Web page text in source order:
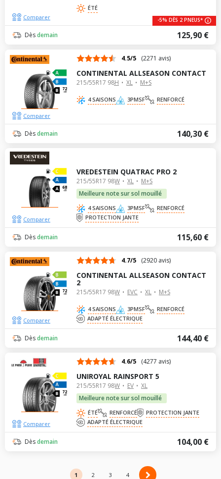
ÉTÉ
125,90 €
Dèsdemain
Comparer -5% DÈS 2 PNEUS*
72
dB
4.5/5 (2271 avis)
CONTINENTAL ALLSEASON CONTACT
215/55R17 98H XL M+S
4 SAISONS 3PMSF RENFORCÉ
140,30 €
Dèsdemain
Comparer
68
dB
VREDESTEIN QUATRAC PRO 2
215/55R17 98W XL
M+S
Meilleure note sur sol mouillé
4 SAISONS 3PMSF
RENFORCÉ
PROTECTION JANTE
115,60 €
Dèsdemain
Comparer
72
dB
4.7/5 (2920 avis)
CONTINENTAL ALLSEASON CONTACT
2
215/55R17 98W EVC XL M+S
4 SAISONS 3PMSF
RENFORCÉ
ADAPTÉ ÉLECTRIQUE
144,40 €
Dèsdemain
Comparer
72
dB
4.6/5 (4277 avis)
UNIROYAL RAINSPORT 5
215/55R17 98W EV
XL
Meilleure note sur sol mouillé
ÉTÉ RENFORCÉ
PROTECTION JANTE
ADAPTÉ ÉLECTRIQUE
104,00 €
Dèsdemain
Comparer
1 2 3 4